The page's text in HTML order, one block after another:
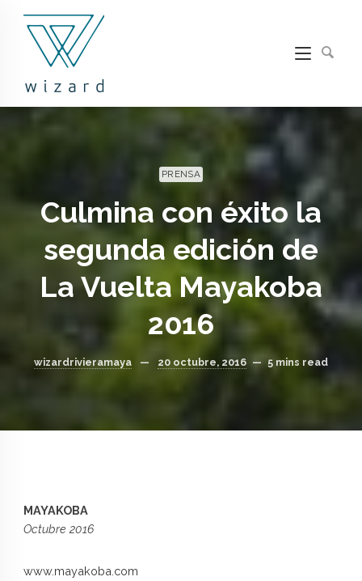
PRENSA
Culmina con éxito la
segunda edición de
La Vuelta Mayakoba
2016
wizardrivieramaya — 20 octubre, 2016 — 5 mins read
MAYAKOBA
Octubre 2016
www.mayakoba.com